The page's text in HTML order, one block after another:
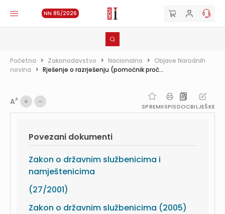
NN 85/2026
Početna > Zakonodavstvo > Nacionalno > Objave Narodnih
novina > Rješenje o razrješenju (pomoćnik proč...
AA
SPREMIISPISDOCBILJEŠKE
Povezani dokumenti
Zakon o državnim službenicima i
namještenicima
(27/2001)
Zakon o državnim službenicima (2005)